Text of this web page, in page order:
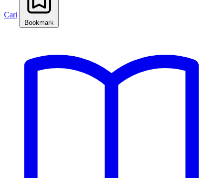
Cari
Bookmark